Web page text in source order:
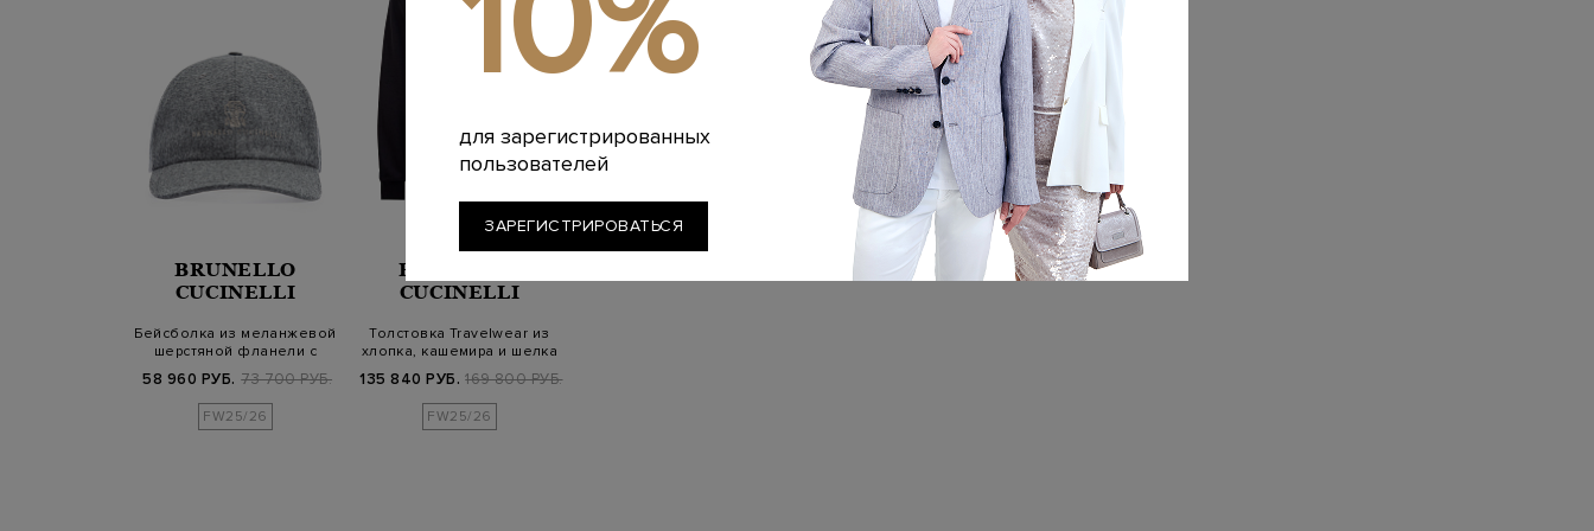
BRUNELLO
CUCINELLI
Бейсболка из меланжевой
шерстяной фланели с
58 960 РУБ. 73 700 РУБ.
FW25/26
BRUNELLO
CUCINELLI
Толстовка Travelwear из
хлопка, кашемира и шелка
135 840 РУБ. 169 800 РУБ.
FW25/26
для зарегистрированных
пользователей
ЗАРЕГИСТРИРОВАТЬСЯ